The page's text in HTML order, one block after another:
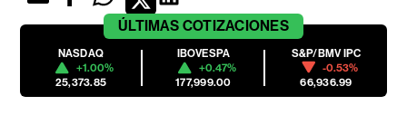
ÚLTIMAS COTIZACIONES
NASDAQ
+1.00%
25,373.85
IBOVESPA
+0.47%
177,999.00
S&P/BMV IPC
-0.53%
66,936.99